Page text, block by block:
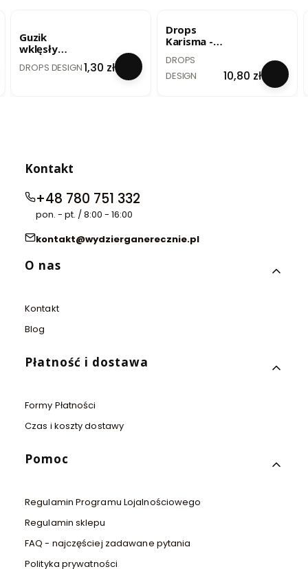
Guzik
wklęsły
mm / no. 522
PRODUCENT
DROPS DESIGNCena
1,30 zł
Drops
Karisma -
perłowy /
mix 72
PRODUCENT
DROPS
DESIGN
Cena
10,80 zł
Kontakt
+48 780 751 332
pon. - pt. / 8:00 - 16:00
kontakt@wydzierganerecznie.pl
Linki w stopce
O nas
Kontakt
Blog
Płatność i dostawa
Formy Płatności
Czas i koszty dostawy
Pomoc
Regulamin Programu Lojalnościowego
Regulamin sklepu
FAQ - najczęściej zadawane pytania
Polityka prywatności